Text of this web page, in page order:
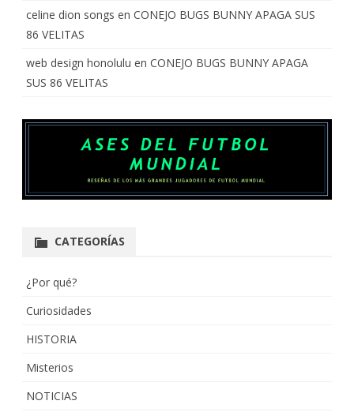
celine dion songs en CONEJO BUGS BUNNY APAGA SUS
86 VELITAS
web design honolulu en CONEJO BUGS BUNNY APAGA
SUS 86 VELITAS
CATEGORÍAS
¿Por qué?
Curiosidades
HISTORIA
Misterios
NOTICIAS